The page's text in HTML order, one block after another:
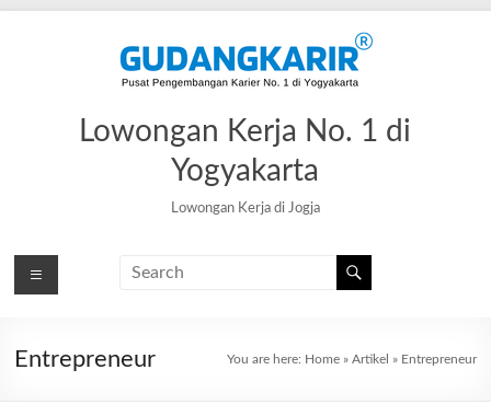
Lowongan Kerja No. 1 di
Yogyakarta
Lowongan Kerja di Jogja
Entrepreneur You are here: Home» Artikel » Entrepreneur